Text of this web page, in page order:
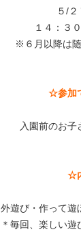
５/２
１４：３
※６月以降は
☆参加
入園前のお子
☆
外遊び・作って遊
＊毎回、楽しい